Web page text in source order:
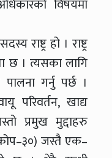
विषयमा
राष्ट्र हो । राष्ट्र
छ । त्यसका लागि
गर्नु पर्छ ।
परिवर्तन, खाद्य
प्रमुख मुद्दाहरु
जस्तै एक–